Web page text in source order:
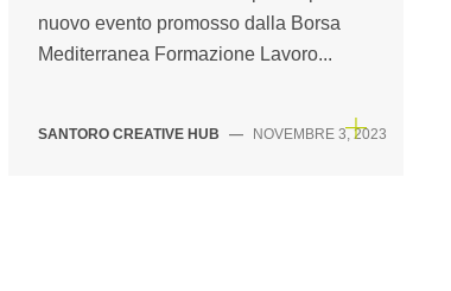
nuovo evento promosso dalla Borsa
Mediterranea Formazione Lavoro...
SANTORO CREATIVE HUB — NOVEMBRE 3, 2023